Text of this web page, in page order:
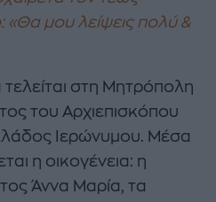
«Θα μου λείψεις πολύ &
στη Μητρόπολη
του Αρχιεπισκόπου
Ιερώνυμου. Μέσα
η οικογένεια: η
Άννα Μαρία, τα